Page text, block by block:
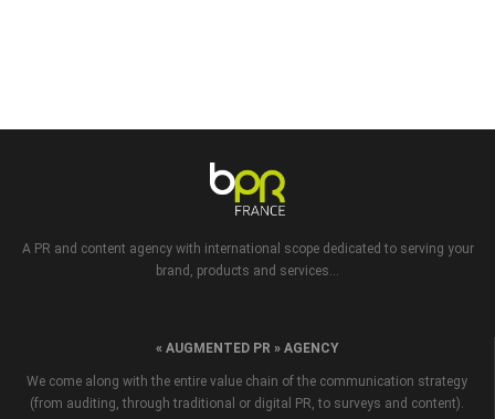
A PR and content agency with international scope dedicated to serving your
brand, products and services...
« AUGMENTED PR » AGENCY
We come along with the entire value chain of the communication strategy
(from auditing, through traditional or digital PR, to surveys and content).